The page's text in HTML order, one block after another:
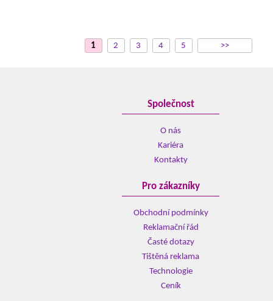
1 2 3 4 5 >>
Společnost
O nás
Kariéra
Kontakty
Pro zákazníky
Obchodní podmínky
Reklamační řád
Časté dotazy
Tištěná reklama
Technologie
Ceník